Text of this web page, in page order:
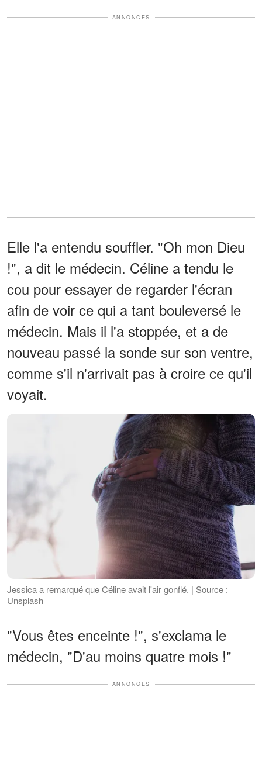
ANNONCES
Elle l'a entendu souffler. "Oh mon Dieu
!", a dit le médecin. Céline a tendu le
cou pour essayer de regarder l'écran
afin de voir ce qui a tant bouleversé le
médecin. Mais il l'a stoppée, et a de
nouveau passé la sonde sur son ventre,
comme s'il n'arrivait pas à croire ce qu'il
voyait.
Jessica a remarqué que Céline avait l'air gonflé. | Source :
Unsplash
"Vous êtes enceinte !", s'exclama le
médecin, "D'au moins quatre mois !"
ANNONCES